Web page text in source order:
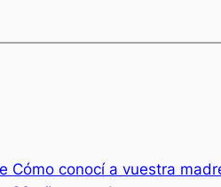
Cómo conocí a vuestra